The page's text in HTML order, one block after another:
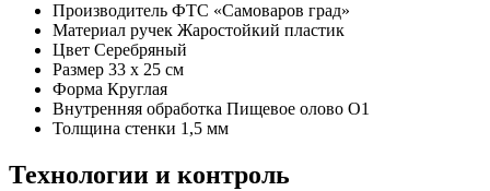
Производитель ФТС «Самоваров град»
Материал ручек Жаростойкий пластик
Цвет Серебряный
Размер 33 x 25 см
Форма Круглая
Внутренняя обработка Пищевое олово О1
Толщина стенки 1,5 мм
Технологии и контроль